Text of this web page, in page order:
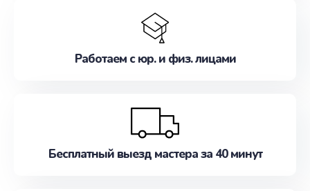
Работаем с юр. и физ. лицами
Бесплатный выезд мастера за 40 минут